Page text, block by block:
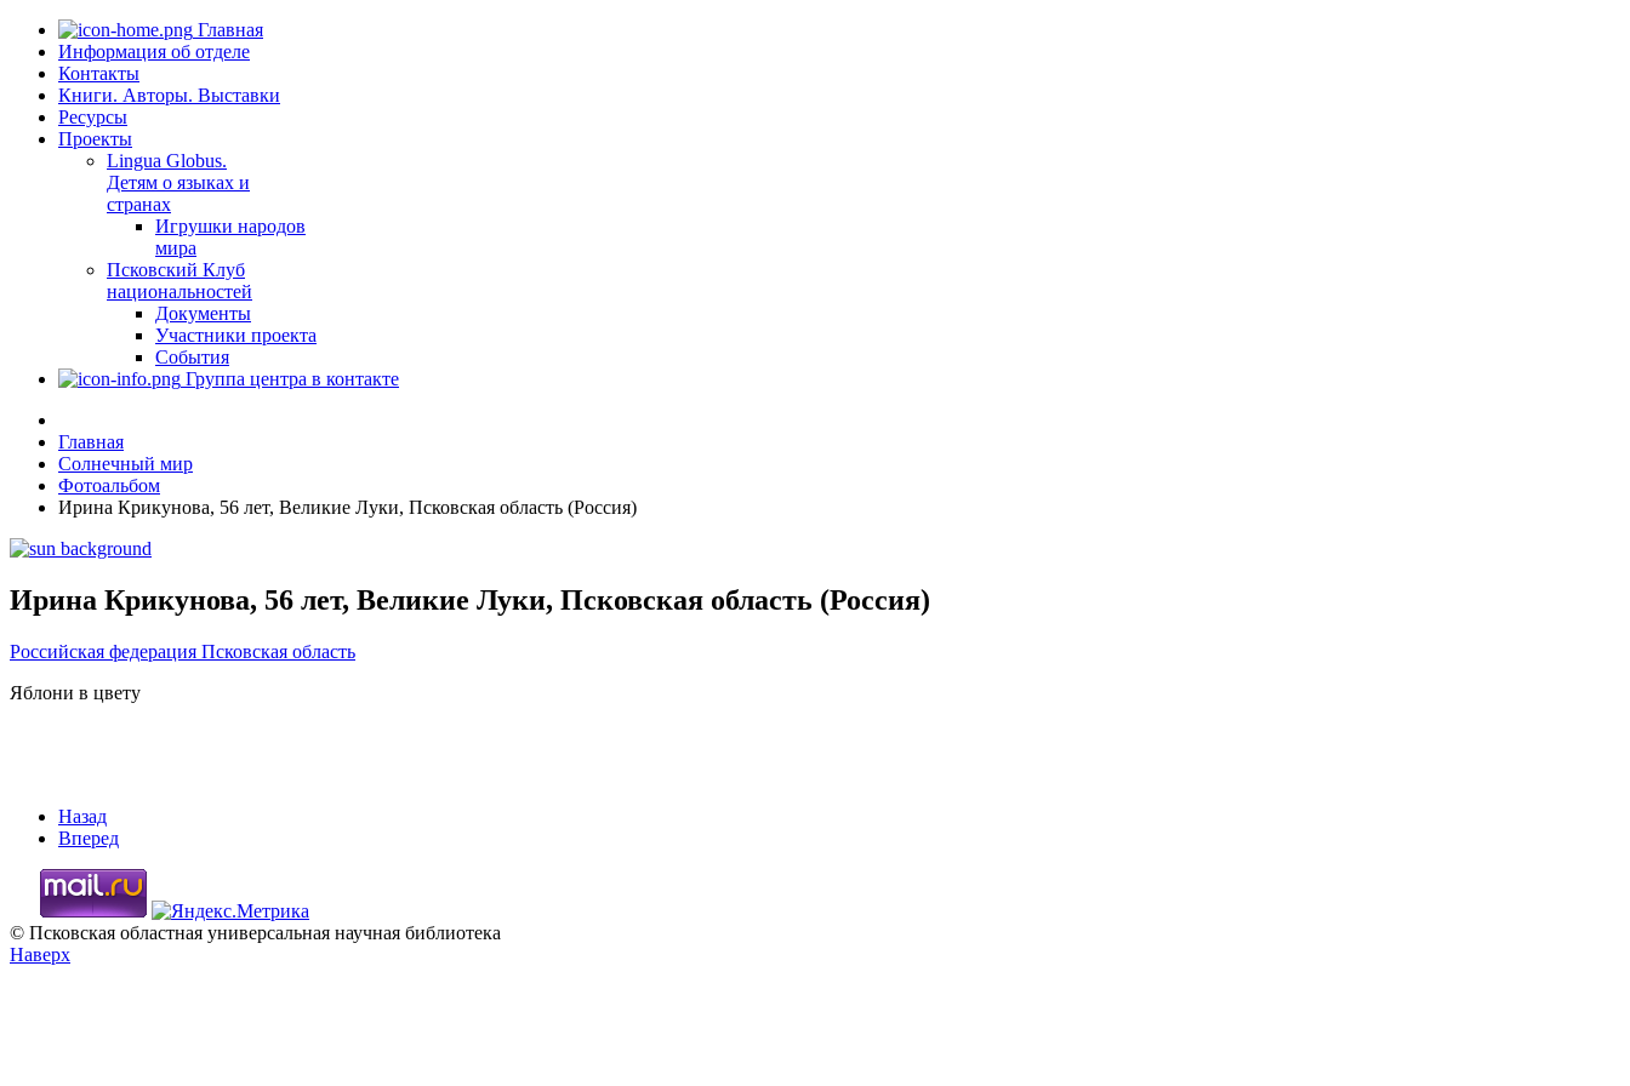
Главная
Информация об отделе
Контакты
Книги. Авторы. Выставки
Ресурсы
Проекты
Lingua Globus.
Детям о языках и
странах
Игрушки народов
мира
Псковский Клуб
национальностей
Документы
Участники проекта
События
Группа центра в контакте
Главная
Солнечный мир
Фотоальбом
Ирина Крикунова, 56 лет, Великие Луки, Псковская область (Россия)
Ирина Крикунова, 56 лет, Великие Луки, Псковская область (Россия)
Российская федерация Псковская область
Яблони в цвету
Назад
Вперед
© Псковская областная универсальная научная библиотека
Наверх